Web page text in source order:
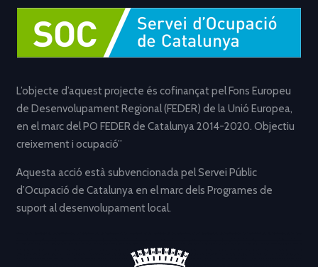
L’objecte d’aquest projecte és cofinançat pel Fons Europeu
de Desenvolupament Regional (FEDER) de la Unió Europea,
en el marc del PO FEDER de Catalunya 2014-2020. Objectiu
creixement i ocupació”
Aquesta acció està subvencionada pel Servei Públic
d’Ocupació de Catalunya en el marc dels Programes de
suport al desenvolupament local.